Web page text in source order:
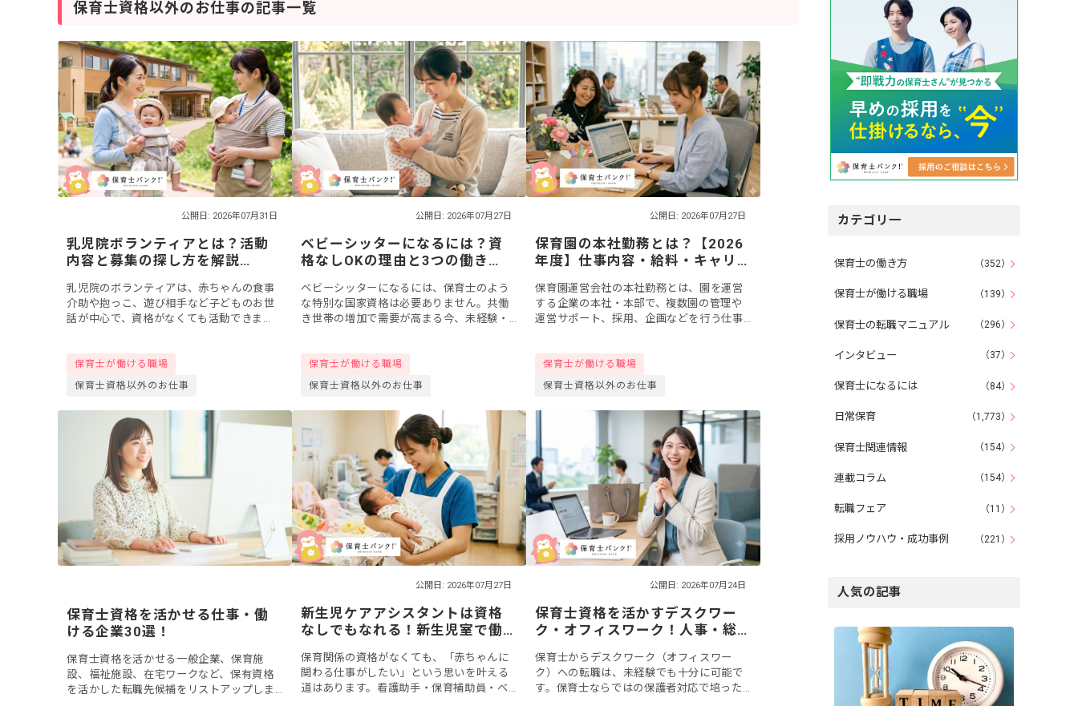
保育士資格以外のお仕事の記事一覧
公開日: 2026年07月31日
乳児院ボランティアとは？活動
内容と募集の探し方を解説
乳児院のボランティアは、赤ちゃんの食事
介助や抱っこ、遊び相手など子どものお世
話が中心で、資格がなくても活動できま
る方もいるで...
保育士が働ける職場
保育士資格以外のお仕事
公開日: 2026年07月27日
ベビーシッターになるには？資
格なしOKの理由と3つの働き
ベビーシッターになるには、保育士のよう
な特別な国家資格は必要ありません。共働
き世帯の増加で需要が高まる今、未経験・
き方の特...
保育士が働ける職場
保育士資格以外のお仕事
公開日: 2026年07月27日
保育園の本社勤務とは？【2026
年度】仕事内容・給料・キャリ
方
保育園運営会社の本社勤務とは、園を運営
する企業の本社・本部で、複数園の管理や
運営サポート、採用、企画などを行う仕事
年度の...
保育士が働ける職場
保育士資格以外のお仕事
保育士資格を活かせる仕事・働
ける企業30選！
保育士資格を活かせる一般企業、保育施
設、福祉施設、在宅ワークなど、保有資格
を活かした転職先候補をリストアップしま
公開日: 2026年07月27日
新生児ケアアシスタントは資格
なしでもなれる！新生児室で働
ッターなど
保育関係の資格がなくても、「赤ちゃんに
関わる仕事がしたい」という思いを叶える
道はあります。看護助手・保育補助員・ベ
公開日: 2026年07月24日
保育士資格を活かすデスクワー
ク・オフィスワーク！人事・総
保育士からデスクワーク（オフィスワー
ク）への転職は、未経験でも十分に可能で
す。保育士ならではの保護者対応で培った
カテゴリ一
保育士の働き方 （352）
保育士が働ける職場 （139）
保育士の転職マニュアル （296）
インタビュー （37）
保育士になるには （84）
日常保育 （1,773）
保育士関連情報 （154）
連載コラム （154）
転職フェア （11）
採用ノウハウ・成功事例 （221）
人気の記事